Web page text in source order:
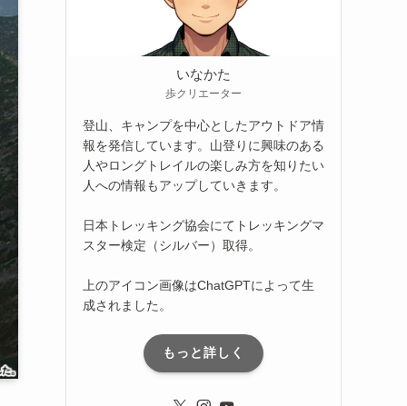
いなかた
歩クリエーター
登山、キャンプを中心としたアウトドア情
報を発信しています。山登りに興味のある
人やロングトレイルの楽しみ方を知りたい
人への情報もアップしていきます。
日本トレッキング協会にてトレッキングマ
スター検定（シルバー）取得。
上のアイコン画像はChatGPTによって生
成されました。
もっと詳しく